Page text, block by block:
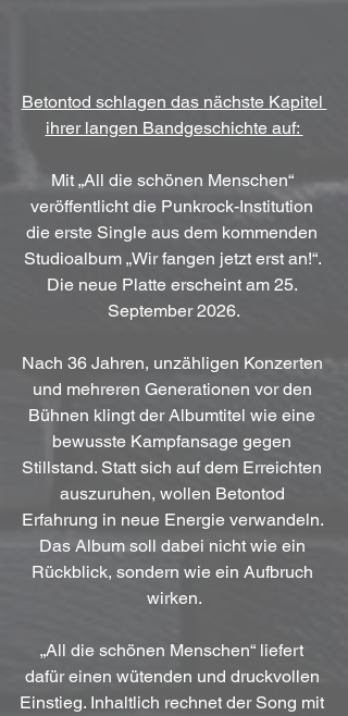
Betontod schlagen das nächste Kapitel
ihrer langen Bandgeschichte auf:
Mit „All die schönen Menschen“
veröffentlicht die Punkrock-Institution
die erste Single aus dem kommenden
Studioalbum „Wir fangen jetzt erst an!“.
Die neue Platte erscheint am 25.
September 2026.
Nach 36 Jahren, unzähligen Konzerten
und mehreren Generationen vor den
Bühnen klingt der Albumtitel wie eine
bewusste Kampfansage gegen
Stillstand. Statt sich auf dem Erreichten
auszuruhen, wollen Betontod
Erfahrung in neue Energie verwandeln.
Das Album soll dabei nicht wie ein
Rückblick, sondern wie ein Aufbruch
wirken.
„All die schönen Menschen“ liefert
dafür einen wütenden und druckvollen
Einstieg. Inhaltlich rechnet der Song mit